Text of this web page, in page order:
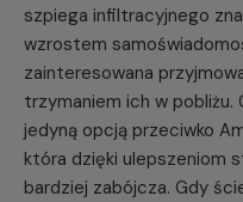
szpiega infiltracyjnego
wzrostem
zainteresowana
trzymaniem ich w pobliżu.
jedyną opcją przeciwko
która dzięki ulepszeniom
bardziej zabójcza. Gdy